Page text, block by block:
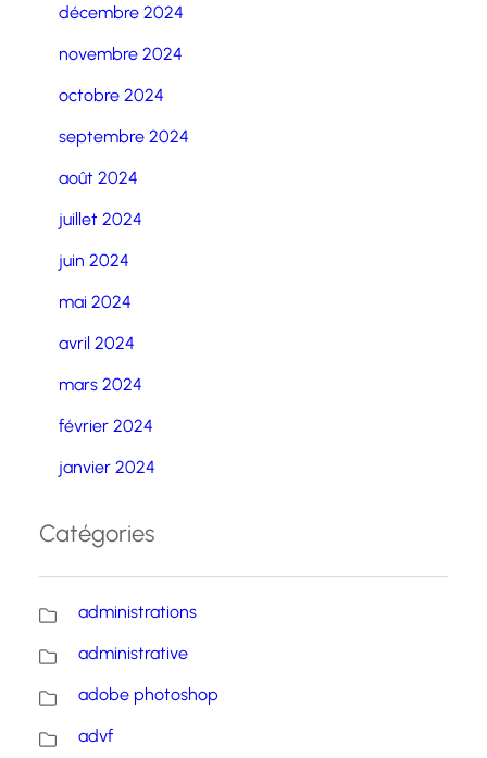
décembre 2024
novembre 2024
octobre 2024
septembre 2024
août 2024
juillet 2024
juin 2024
mai 2024
avril 2024
mars 2024
février 2024
janvier 2024
Catégories
administrations
administrative
adobe photoshop
advf